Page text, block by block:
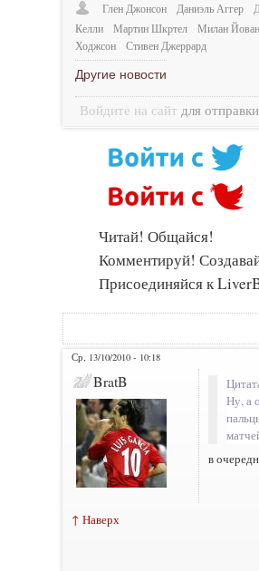
Глен Джонсон
Даниэль Аггер
Келли
Мартин Шкртел
Милан
Ходжсон
Стивен Джеррард
Другие новости
Войдите на сайт для
Читай! Общайся!
Комментируй!
Присоединяйся к
Ср, 13/10/2010 - 10:18
BratB
Ну, а
в
↑ Наверх